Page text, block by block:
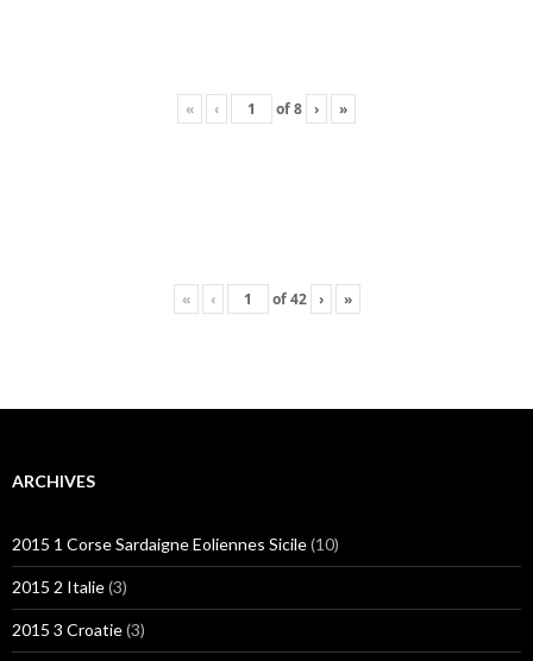
« ‹ of8 › »
« ‹ of42 › »
ARCHIVES
2015 1 Corse Sardaigne Eoliennes Sicile(10)
2015 2 Italie(3)
2015 3 Croatie(3)